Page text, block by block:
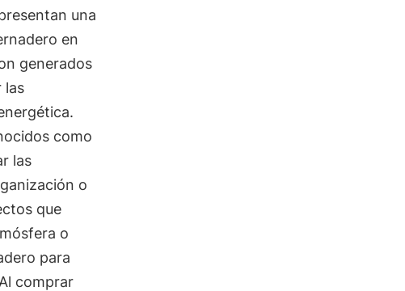
una
en
generados
las
como
las
o
que
o
para
comprar